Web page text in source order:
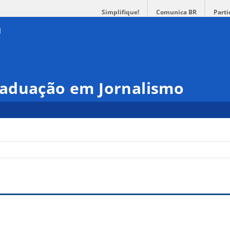
Simplifique! Comunica BR
em Jornalismo